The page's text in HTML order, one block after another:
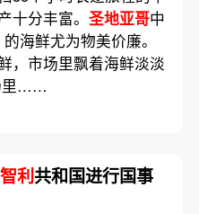
十分丰富。 圣地亚哥中
海鲜尤为物美价廉。
，市场里飘着海鲜淡淡
里……
智利共和国进行国事